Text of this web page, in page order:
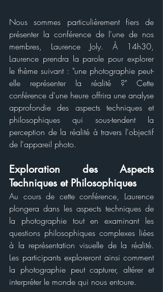
Nous sommes particulièrement fiers de
présenter la conférence de l'une de nos
membres, Laurence Joly. À 14h30,
Laurence prendra la parole pour explorer
le thème suivant : "une photographie peut-
elle représenter la réalité ?" Cette
conférence d'une heure offrira une analyse
approfondie des aspects techniques et
philosophiques qui sous-tendent la
perception de la réalité à travers l'objectif
de l'appareil photo.
Exploration des Aspects
Techniques et Philosophiques
Au cours de cette conférence, Laurence
plongera dans les aspects techniques de
la photographie tout en examinant les
questions philosophiques complexes liées
à la représentation visuelle de la réalité.
Les participants exploreront ainsi comment
la photographie peut capturer, altérer et
interpréter le monde qui nous entoure.